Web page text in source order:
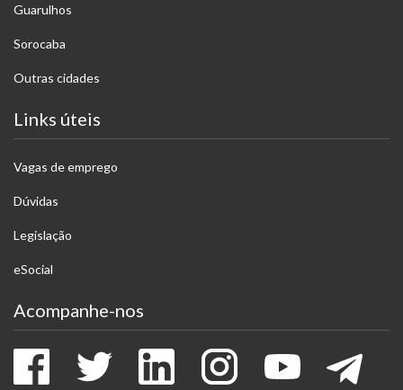
Guarulhos
Sorocaba
Outras cidades
Links úteis
Vagas de emprego
Dúvidas
Legislação
eSocial
Acompanhe-nos
FacebookTwitter LinkedInInstagramYoutube